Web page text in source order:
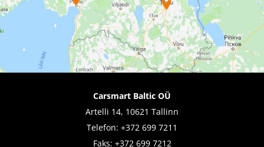
Carsmart Baltic OÜ
Artelli 14, 10621 Tallinn
Telefon: +372 699 7211
Faks: +372 699 7212